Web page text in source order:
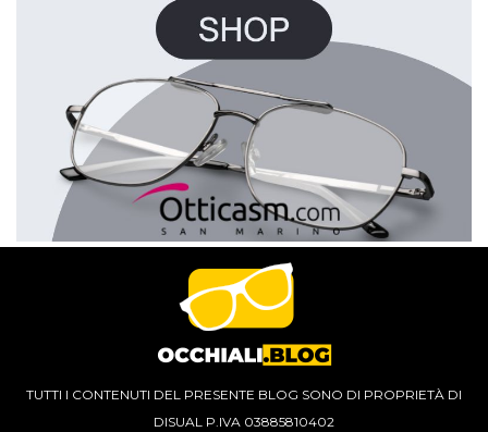
TUTTI I CONTENUTI DEL PRESENTE BLOG SONO DI PROPRIETÀ DI
DISUAL P.IVA 03885810402